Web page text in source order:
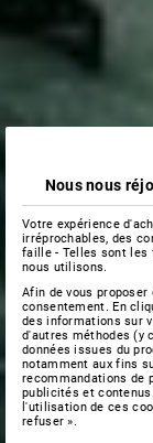
Nous nous
Votre expérience
irréprochables, des
faille - Telles sont les
nous utilisons.
Afin de vous proposer
consentement. En
des informations sur
d'autres méthodes (y
données issues du
notamment aux fins
recommandations de
publicités et
l'utilisation de ces
refuser ».